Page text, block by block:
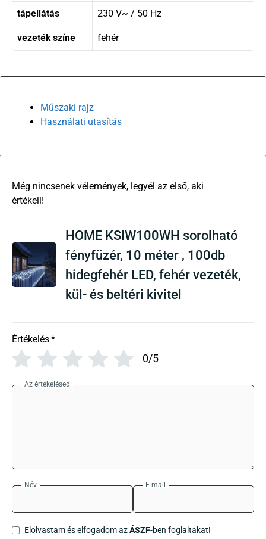
tápellátás 230 V~ / 50 Hz
vezeték színe fehér
Műszaki rajz
Használati utasítás
HOME KSIW100WH sorolható
fényfüzér, 10 méter , 100db
hidegfehér LED, fehér vezeték,
kül- és beltéri kivitel
Értékelés*
0/5
Az értékelésed
Név E-mail
Elolvastam és elfogadom azÁSZF-ben foglaltakat!